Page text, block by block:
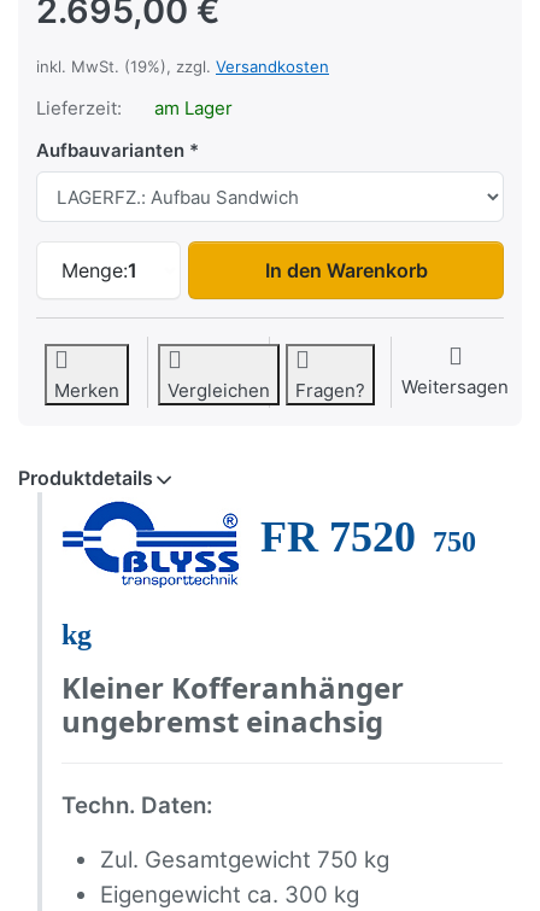
2.695,00 €
inkl. MwSt. (19%), zzgl. Versandkosten
Lieferzeit:
am Lager
Aufbauvarianten
Menge:1
FR 7520 zu 2.695,00 €, Menge 1.
In den Warenkorb
Merken Vergleichen Fragen? Weitersagen
Produktdetails
FR 7520 750
kg
Kleiner Kofferanhänger
ungebremst einachsig
Techn. Daten:
Zul. Gesamtgewicht 750 kg
Eigengewicht ca. 300 kg